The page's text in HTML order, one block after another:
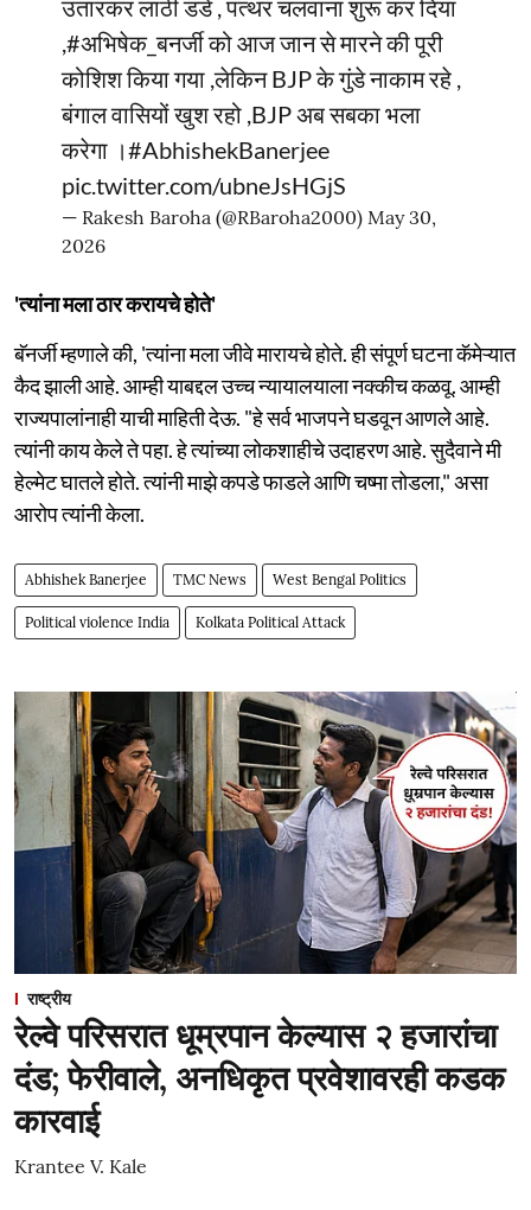
उतारकर लाठी डंडे , पत्थर चलवाना शुरू कर दिया
#अभिषेक_बनर्जीको आज जान से मारने की पूरी
कोशिश किया गया ,लेकिन BJP के गुंडे नाकाम रहे ,
बंगाल वासियों खुश रहो ,BJP अब सबका भला
करेगा ।#AbhishekBanerjee
pic.twitter.com/ubneJsHGjS
— Rakesh Baroha (@RBaroha2000) May 30,
2026
'त्यांना मला ठार करायचे होते'
बॅनर्जी म्हणाले की, 'त्यांना मला जीवे मारायचे होते. ही संपूर्ण घटना कॅमेऱ्यात
कैद झाली आहे. आम्ही याबद्दल उच्च न्यायालयाला नक्कीच कळवू. आम्ही
राज्यपालांनाही याची माहिती देऊ. "हे सर्व भाजपने घडवून आणले आहे.
त्यांनी काय केले ते पहा. हे त्यांच्या लोकशाहीचे उदाहरण आहे. सुदैवाने मी
हेल्मेट घातले होते. त्यांनी माझे कपडे फाडले आणि चष्मा तोडला," असा
आरोप त्यांनी केला.
Abhishek Banerjee TMC News West Bengal Politics
Political violence India Kolkata Political Attack
राष्ट्रीय
रेल्वे परिसरात धूम्रपान केल्यास २ हजारांचा
दंड; फेरीवाले, अनधिकृत प्रवेशावरही कडक
कारवाई
Krantee V. Kale